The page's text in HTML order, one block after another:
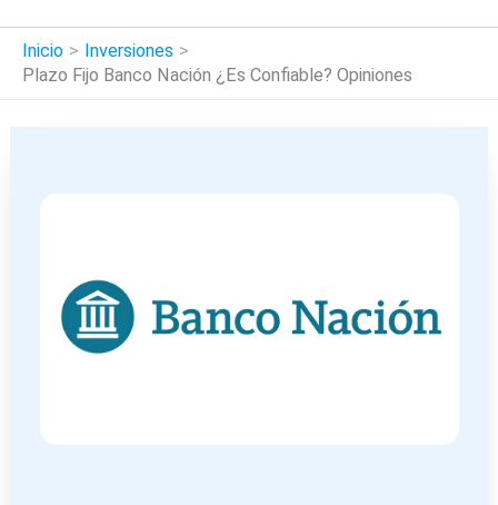
Inicio
Inversiones
Plazo Fijo Banco Nación ¿Es Confiable? Opiniones